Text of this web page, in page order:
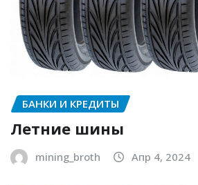
БАНКИ И КРЕДИТЫ
Летние шины
mining_broth Апр 4, 2024